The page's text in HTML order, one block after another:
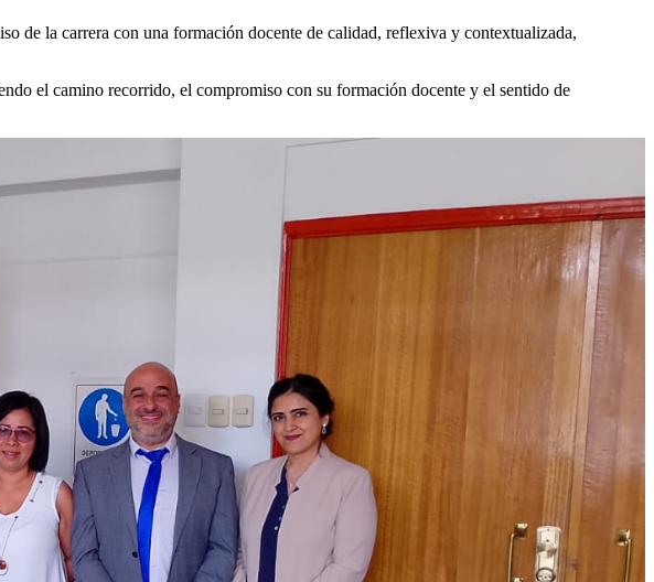
de la carrera con una formación docente de calidad, reflexiva y contextualizada,
el camino recorrido, el compromiso con su formación docente y el sentido de